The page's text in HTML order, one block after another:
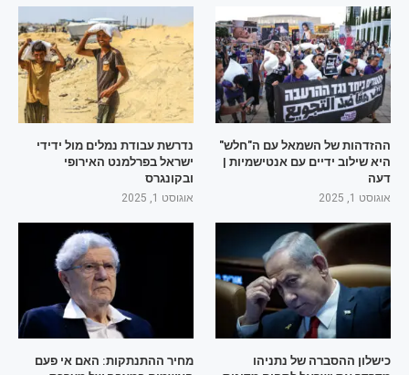
ההזדהות של השמאל עם ה"חלש"
היא שילוב ידיים עם אנטישמיות |
דעה
אוגוסט 1, 2025
נדרשת עבודת נמלים מול ידידי
ישראל בפרלמנט האירופי
ובקונגרס
אוגוסט 1, 2025
כישלון ההסברה של נתניהו
מחיר ההתנתקות: האם אי פעם